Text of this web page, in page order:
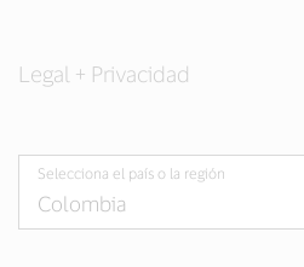
Legal + Privacidad
Selecciona el país o la región